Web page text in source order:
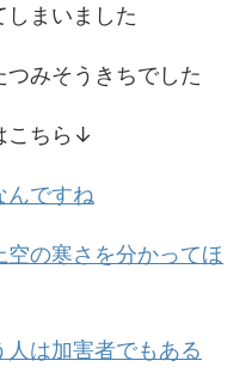
しまいました
みそうきちでした
こちら↓
んですね
の寒さを分かってほ
は加害者でもある